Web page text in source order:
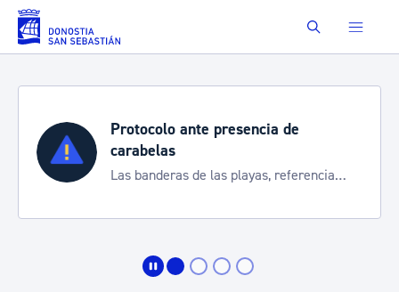
Saltar al contenido principal Buscar
Protocolo ante presencia de
carabelas
Las banderas de las playas, referencia